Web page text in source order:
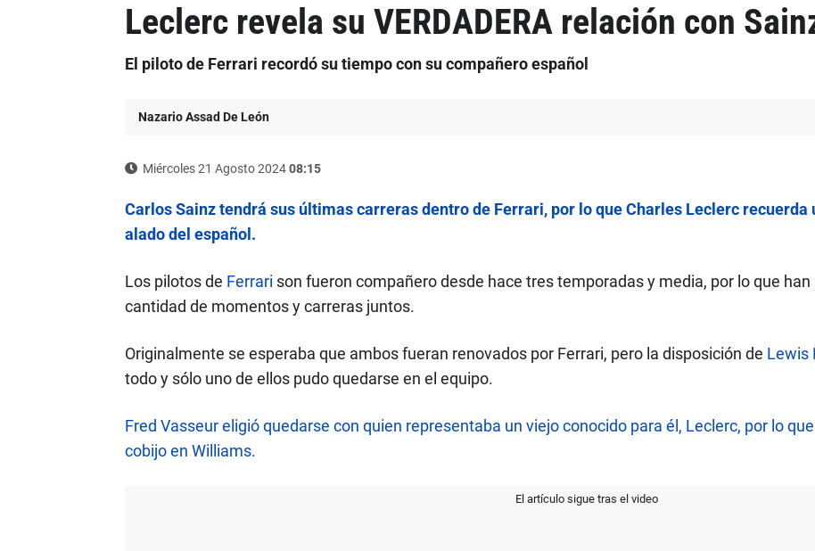
Leclerc revela su VERDADERA relación con
El piloto de Ferrari recordó su tiempo con su compañero español
Nazario Assad De León
Miércoles 21 Agosto 202408:15
Carlos Sainz tendrá sus últimas carreras dentro de Ferrari, por lo que Charles Leclerc recuerda
alado del español.
Los pilotos de Ferrari son fueron compañero desde hace tres temporadas y media, por lo que
cantidad de momentos y carreras juntos.
Originalmente se esperaba que ambos fueran renovados por Ferrari, pero la disposición de Lewis
todo y sólo uno de ellos pudo quedarse en el equipo.
Fred Vasseur eligió quedarse con quien representaba un viejo conocido para él, Leclerc, por lo
cobijo en Williams.
El artículo sigue tras el video